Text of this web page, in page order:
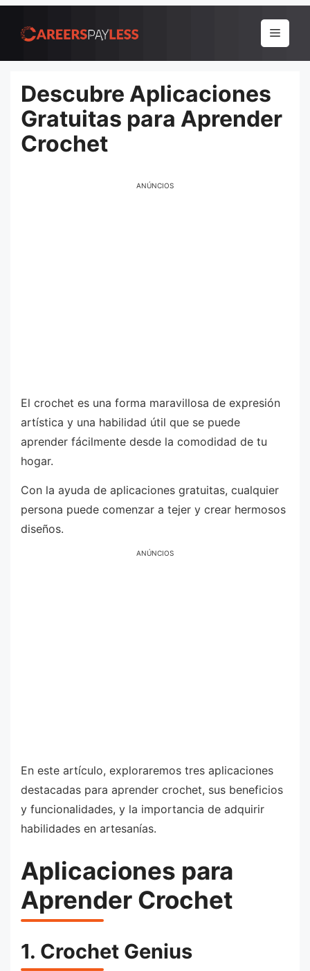
para
conteúdo
Menu
Descubre Aplicaciones
Gratuitas para Aprender
Crochet
ANÚNCIOS
El crochet es una forma maravillosa de expresión
artística y una habilidad útil que se puede
aprender fácilmente desde la comodidad de tu
hogar.
Con la ayuda de aplicaciones gratuitas, cualquier
persona puede comenzar a tejer y crear hermosos
diseños.
ANÚNCIOS
En este artículo, exploraremos tres aplicaciones
destacadas para aprender crochet, sus beneficios
y funcionalidades, y la importancia de adquirir
habilidades en artesanías.
Aplicaciones para
Aprender Crochet
1. Crochet Genius